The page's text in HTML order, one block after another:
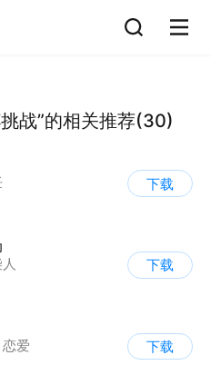
战”的相关推荐(30)
下载
下载
恋爱
下载